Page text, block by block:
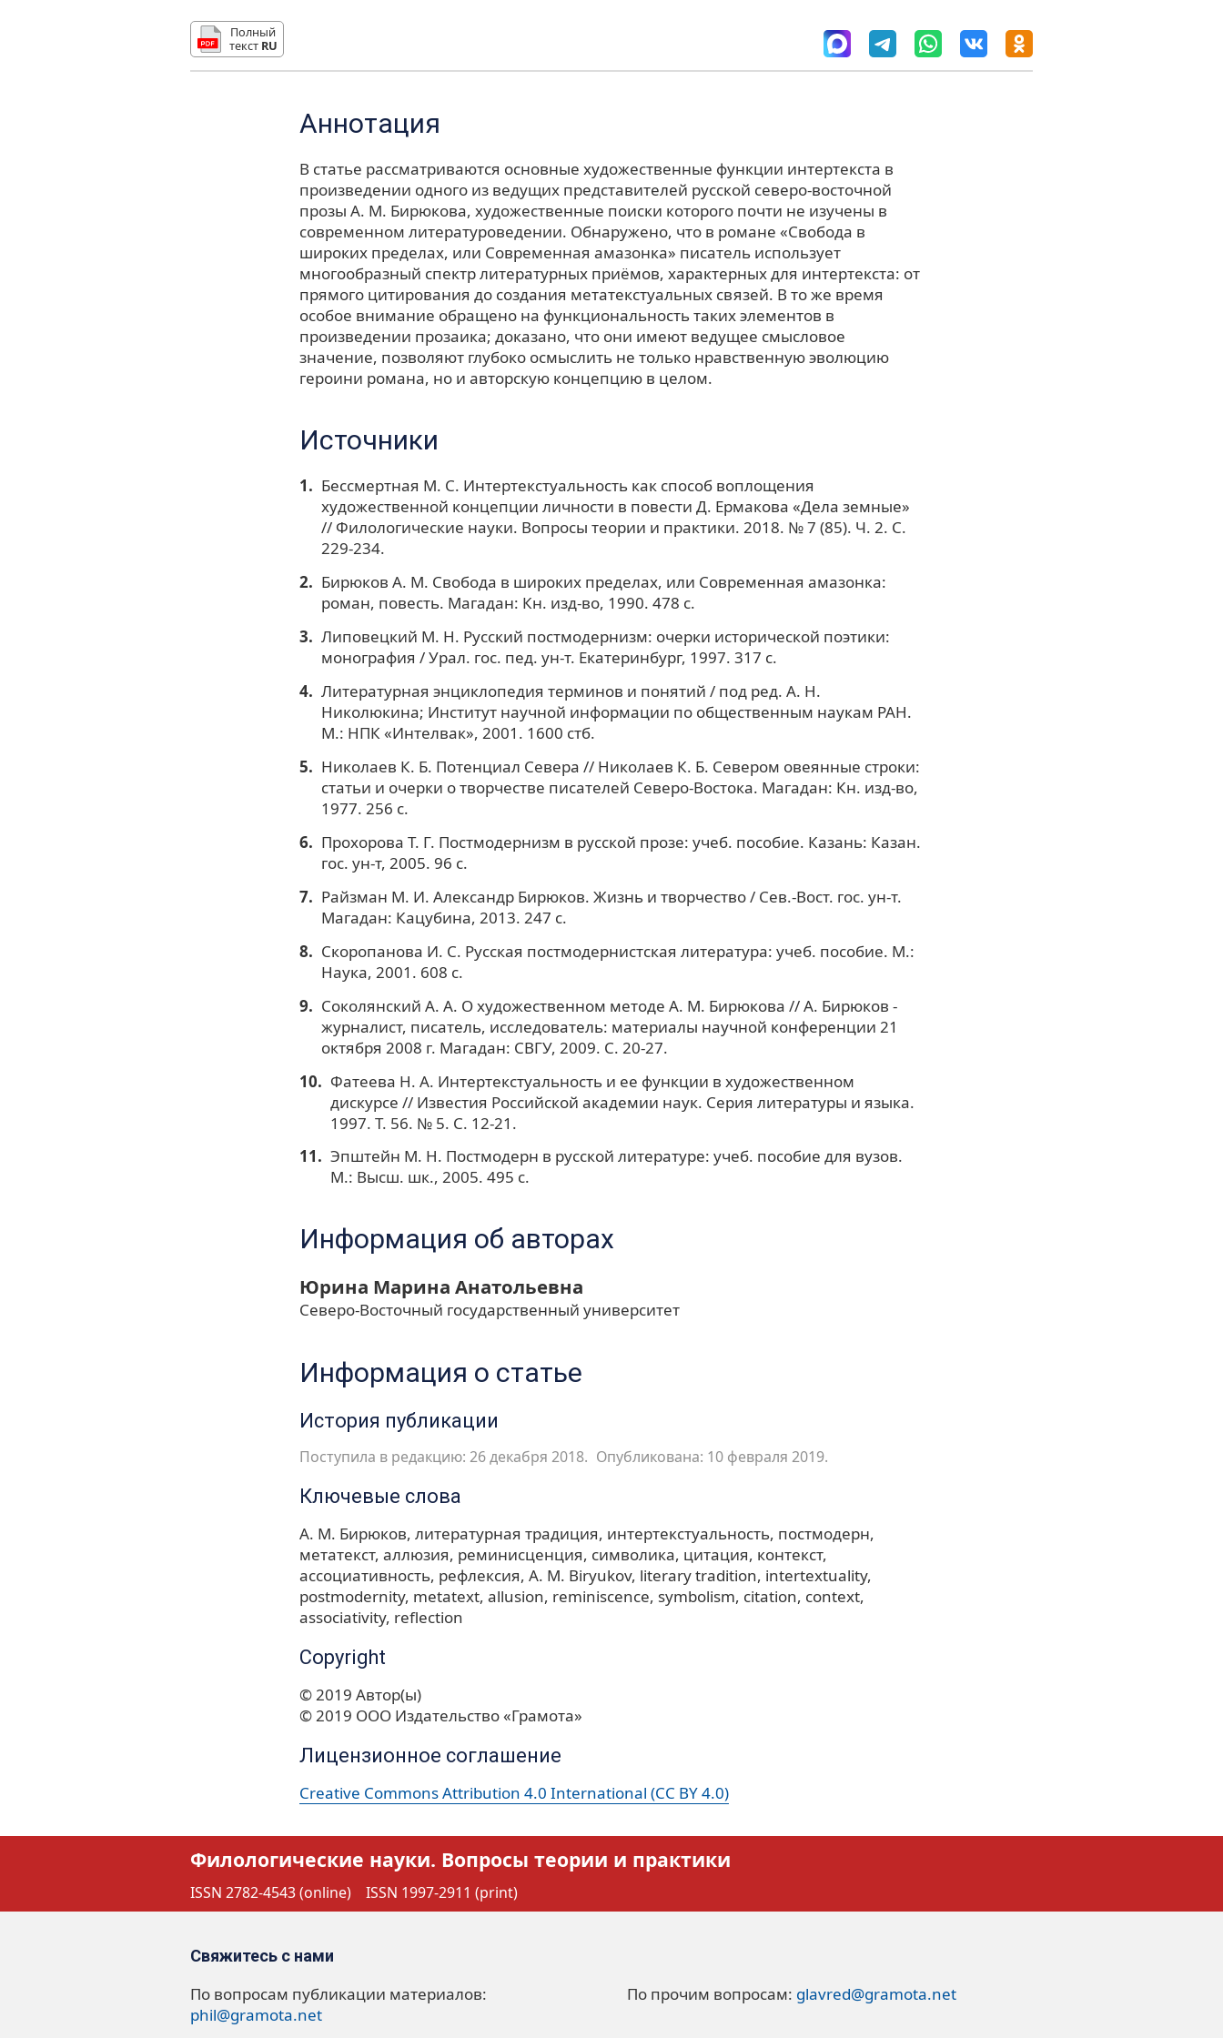
Полный
текст RU
Аннотация
В статье рассматриваются основные художественные функции интертекста в
произведении одного из ведущих представителей русской северо-восточной
прозы А. М. Бирюкова, художественные поиски которого почти не изучены в
современном литературоведении. Обнаружено, что в романе «Свобода в
широких пределах, или Современная амазонка» писатель использует
многообразный спектр литературных приёмов, характерных для интертекста: от
прямого цитирования до создания метатекстуальных связей. В то же время
особое внимание обращено на функциональность таких элементов в
произведении прозаика; доказано, что они имеют ведущее смысловое
значение, позволяют глубоко осмыслить не только нравственную эволюцию
героини романа, но и авторскую концепцию в целом.
Источники
Бессмертная М. С. Интертекстуальность как способ воплощения
художественной концепции личности в повести Д. Ермакова «Дела земные»
// Филологические науки. Вопросы теории и практики. 2018. № 7 (85). Ч. 2. С.
229-234.
Бирюков А. М. Свобода в широких пределах, или Современная амазонка:
роман, повесть. Магадан: Кн. изд-во, 1990. 478 с.
Липовецкий М. Н. Русский постмодернизм: очерки исторической поэтики:
монография / Урал. гос. пед. ун-т. Екатеринбург, 1997. 317 с.
Литературная энциклопедия терминов и понятий / под ред. А. Н.
Николюкина; Институт научной информации по общественным наукам РАН.
М.: НПК «Интелвак», 2001. 1600 стб.
Николаев К. Б. Потенциал Севера // Николаев К. Б. Севером овеянные строки:
статьи и очерки о творчестве писателей Северо-Востока. Магадан: Кн. изд-во,
1977. 256 c.
Прохорова Т. Г. Постмодернизм в русской прозе: учеб. пособие. Казань: Казан.
гос. ун-т, 2005. 96 с.
Райзман М. И. Александр Бирюков. Жизнь и творчество / Сев.-Вост. гос. ун-т.
Магадан: Кацубина, 2013. 247 с.
Скоропанова И. С. Русская постмодернистская литература: учеб. пособие. М.:
Наука, 2001. 608 с.
Соколянский А. А. О художественном методе А. М. Бирюкова // А. Бирюков -
журналист, писатель, исследователь: материалы научной конференции 21
октября 2008 г. Магадан: СВГУ, 2009. С. 20-27.
Фатеева Н. А. Интертекстуальность и ее функции в художественном
дискурсе // Известия Российской академии наук. Серия литературы и языка.
1997. Т. 56. № 5. С. 12-21.
Эпштейн М. Н. Постмодерн в русской литературе: учеб. пособие для вузов.
М.: Высш. шк., 2005. 495 с.
Информация об авторах
Юрина Марина Анатольевна
Северо-Восточный государственный университет
Информация о статье
История публикации
Поступила в редакцию: 26 декабря 2018. Опубликована: 10 февраля 2019.
Ключевые слова
А. М. Бирюков литературная традиция интертекстуальность постмодерн
метатекст аллюзия реминисценция символика цитация контекст
ассоциативность рефлексия A. M. Biryukov literary tradition intertextuality
postmodernity metatext allusion reminiscence symbolism citation context
associativity reflection
Copyright
© 2019 Автор(ы)
© 2019 ООО Издательство «Грамота»
Лицензионное соглашение
Creative Commons Attribution 4.0 International (CC BY 4.0)
Филологические науки. Вопросы теории и практики
ISSN 2782-4543 (online) ISSN 1997-2911 (print)
Свяжитесь с нами
По вопросам публикации материалов:
phil@gramota.net
По прочим вопросам: glavred@gramota.net